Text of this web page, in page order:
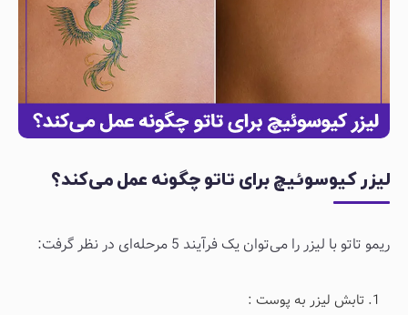
لیزر کیوسوئیچ برای تاتو چگونه عمل می‌کند؟
ریمو تاتو با لیزر را می‌توان یک فرآیند 5 مرحله‌ای در نظر گرفت:
تابش لیزر به پوست :